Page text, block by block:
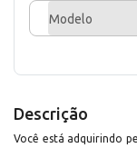
Modelo
Descrição
Você está adquirindo